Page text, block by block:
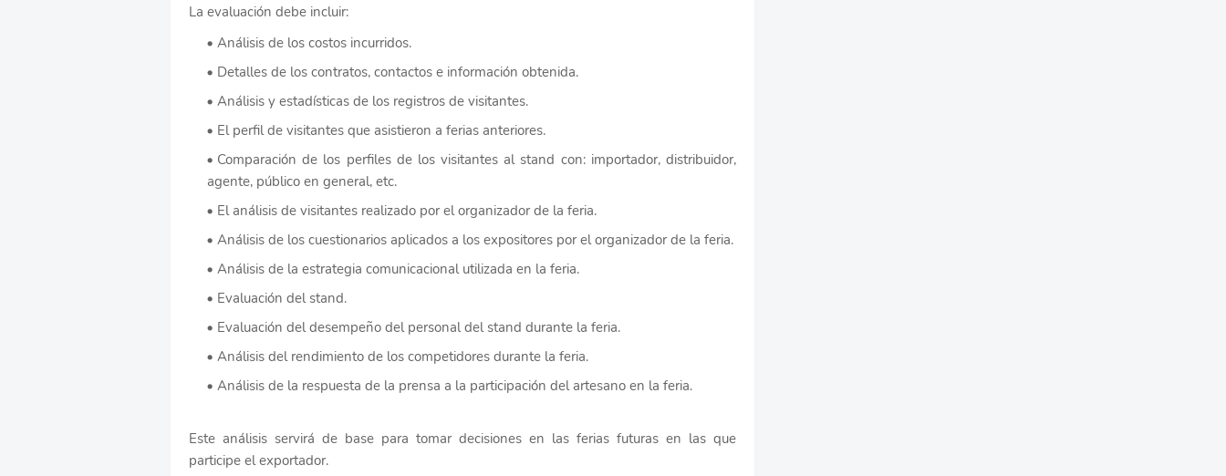
La evaluación debe incluir:
Análisis de los costos incurridos.
Detalles de los contratos, contactos e información obtenida.
Análisis y estadísticas de los registros de visitantes.
El perfil de visitantes que asistieron a ferias anteriores.
Comparación de los perfiles de los visitantes al stand con: importador, distribuidor,
agente, público en general, etc.
El análisis de visitantes realizado por el organizador de la feria.
Análisis de los cuestionarios aplicados a los expositores por el organizador de la feria.
Análisis de la estrategia comunicacional utilizada en la feria.
Evaluación del stand.
Evaluación del desempeño del personal del stand durante la feria.
Análisis del rendimiento de los competidores durante la feria.
Análisis de la respuesta de la prensa a la participación del artesano en la feria.
Este análisis servirá de base para tomar decisiones en las ferias futuras en las que
participe el exportador.